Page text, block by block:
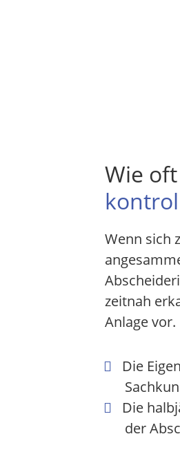
Wie
Wenn sich
zeitnah
Anlage
Die
Die
der